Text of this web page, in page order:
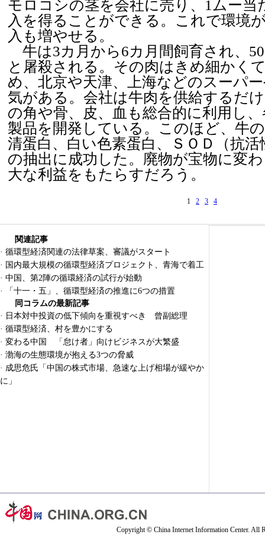
モロコシの茎を会社に売り、1ムー当
入を得ることができる。これで環境
入も増やせる。
牛は3カ月から6カ月間飼育され、
と屠殺される。その肉はきめ細かく
め、北京や天津、上海などのスーパ
気がある。会社は牛肉を供給するだ
の角や骨、皮、血も総合的に利用し
製品を開発している。このほど、牛
清蛋白、白い色素蛋白、ＳＯＤ（抗活
の抽出に成功した。廃物が宝物に変
大な利益をもたらすだろう。
1 2 3 4
関連記事
· 循環型経済関連の法律草案、審議がスタート
· 国内最大規模の循環型経済プロジェクト、青海で着工
· 中国、第2陣の循環経済の試行が始動
·
「十一・五」、循環型経済の推進に6つの措置
同コラムの最新記事
· 日本対中投資の低下傾向を重視すべき 曾副総理
· 循環型経済、村を豊かにする
· 変わる中国 「怠け者」向けビジネスが大繁盛
· 渤海の生態環境が抱える3つの脅威
· 成思危氏「中国の株式市場、急速な上げ相場が緩やか
に」